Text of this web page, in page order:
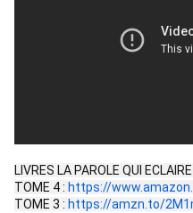
LIVRES LA PAROLE QUI
TOME 4 : https://
TOME 3 : https://amzn.to/